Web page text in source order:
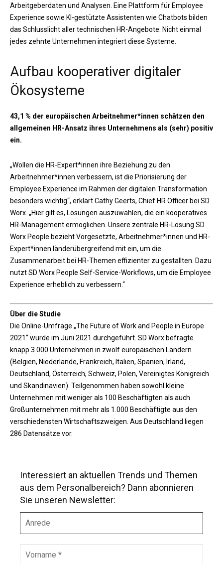
Arbeitgeberdaten und Analysen. Eine Plattform für Employee
Experience sowie KI-gestützte Assistenten wie Chatbots bilden
das Schlusslicht aller technischen HR-Angebote: Nicht einmal
jedes zehnte Unternehmen integriert diese Systeme.
Aufbau kooperativer digitaler
Ökosysteme
43,1 % der europäischen Arbeitnehmer*innen schätzen den
allgemeinen HR-Ansatz ihres Unternehmens als (sehr) positiv
ein.
„Wollen die HR-Expert*innen ihre Beziehung zu den
Arbeitnehmer*innen verbessern, ist die Priorisierung der
Employee Experience im Rahmen der digitalen Transformation
besonders wichtig“, erklärt Cathy Geerts, Chief HR Officer bei SD
Worx. „Hier gilt es, Lösungen auszuwählen, die ein kooperatives
HR-Management ermöglichen. Unsere zentrale HR-Lösung SD
Worx People bezieht Vorgesetzte, Arbeitnehmer*innen und HR-
Expert*innen länderübergreifend mit ein, um die
Zusammenarbeit bei HR-Themen effizienter zu gestallten. Dazu
nutzt SD Worx People Self-Service-Workflows, um die Employee
Experience erheblich zu verbessern.“
Über die Studie
Die Online-Umfrage „The Future of Work and People in Europe
2021“ wurde im Juni 2021 durchgeführt. SD Worx befragte
knapp 3.000 Unternehmen in zwölf europäischen Ländern
(Belgien, Niederlande, Frankreich, Italien, Spanien, Irland,
Deutschland, Österreich, Schweiz, Polen, Vereinigtes Königreich
und Skandinavien). Teilgenommen haben sowohl kleine
Unternehmen mit weniger als 100 Beschäftigten als auch
Großunternehmen mit mehr als 1.000 Beschäftigte aus den
verschiedensten Wirtschaftszweigen. Aus Deutschland liegen
286 Datensätze vor.
Interessiert an aktuellen Trends und Themen
aus dem Personalbereich? Dann abonnieren
Sie unseren Newsletter:
r
e